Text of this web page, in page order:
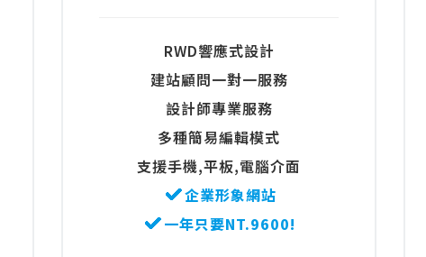
RWD響應式設計
建站顧問一對一服務
設計師專業服務
多種簡易編輯模式
支援手機,平板,電腦介面
企業形象網站
一年只要NT.9600!